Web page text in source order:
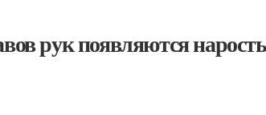
рук появляются